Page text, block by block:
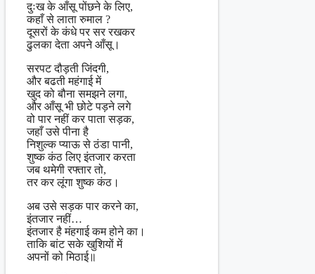
दुःख के आँसू पोंछने के लिए,
कहाँ से लाता रुमाल ?
दूसरों के कंधे पर सर रखकर
ढुलका देता अपने आँसू।
सरपट दौड़ती जिंदगी,
और बढती महंगाई में
खुद को बौना समझने लगा,
और आँसू भी छोटे पड़ने लगे
वो पार नहीं कर पाता सड़क,
जहाँ उसे पीना है
निशुल्क प्याऊ से ठंडा पानी,
शुष्क कंठ लिए इंतजार करता
जब थमेगी रफ्तार तो,
तर कर लूंगा शुष्क कंठ।
अब उसे सड़क पार करने का,
इंतजार नहीं…
इंतजार है मंहगाई कम होने का।
ताकि बांट सके खुशियों में
अपनों को मिठाई॥